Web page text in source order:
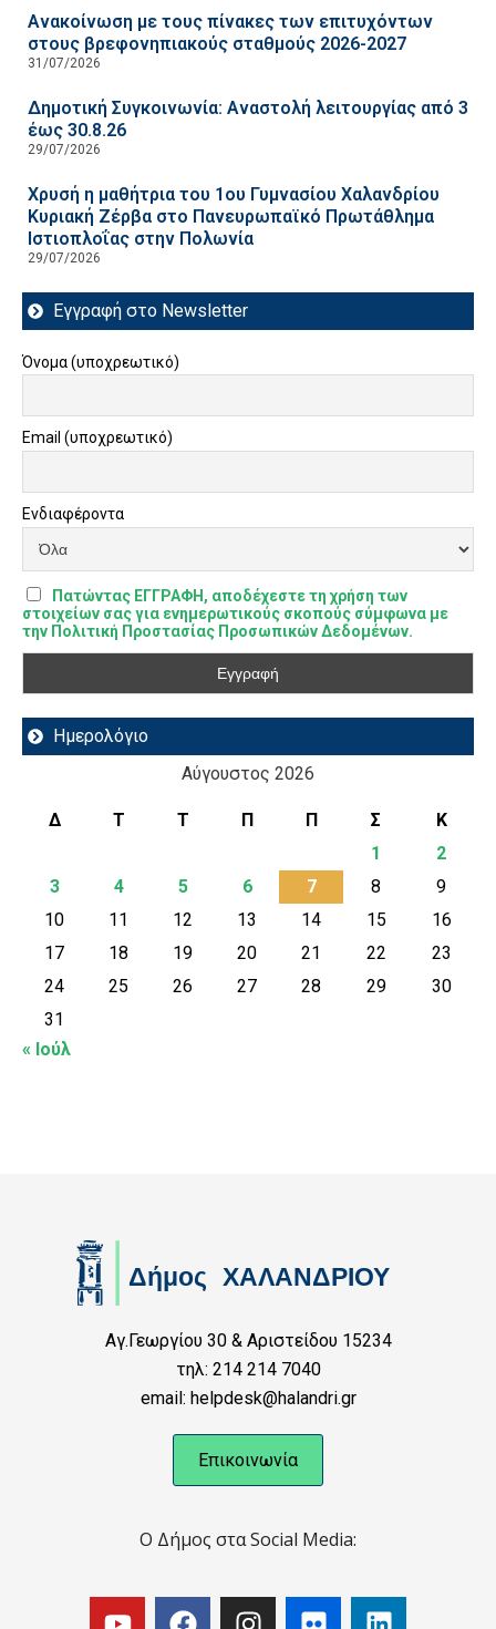
Ανακοίνωση με τους πίνακες των επιτυχόντων
στους βρεφονηπιακούς σταθμούς 2026-2027
31/07/2026
Δημοτική Συγκοινωνία: Αναστολή λειτουργίας από 3
έως 30.8.26
29/07/2026
Χρυσή η μαθήτρια του 1ου Γυμνασίου Χαλανδρίου
Κυριακή Ζέρβα στο Πανευρωπαϊκό Πρωτάθλημα
Ιστιοπλοΐας στην Πολωνία
29/07/2026
Εγγραφή στο Newsletter
Όνομα (υποχρεωτικό)
Email (υποχρεωτικό)
Ενδιαφέροντα
Πατώντας ΕΓΓΡΑΦΗ, αποδέχεστε τη χρήση των
στοιχείων σας για ενημερωτικούς σκοπούς σύμφωνα με
την Πολιτική Προστασίας Προσωπικών Δεδομένων.
Ημερολόγιο
Αύγουστος 2026
Δ Τ Τ Π Π Σ
Κ
1
2
3
4 5 6 7 8
9
10
11 12 13 14 15
16
17
18 19 20 21 22
23
24
25 26 27 28 29
30
31
« Ιούλ
Αγ.Γεωργίου 30 & Αριστείδου 15234
τηλ: 214 214 7040
email: helpdesk@halandri.gr
Επικοινωνία
Ο Δήμος στα Social Media: